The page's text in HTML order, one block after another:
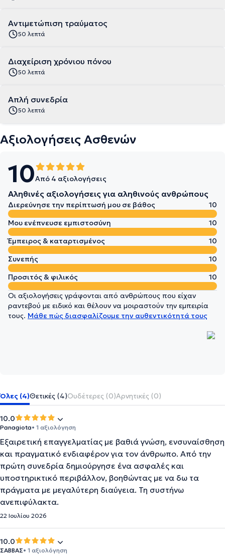
Αντιμετώπιση τραύματος
50 λεπτά
Διαχείριση χρόνιου πόνου
50 λεπτά
Απλή συνεδρία
50 λεπτά
Αξιολογήσεις Ασθενών
10Από 4 αξιολογήσεις
Αληθινές αξιολογήσεις για αληθινούς ανθρώπους
Διερεύνησε την περίπτωσή μου σε βάθος
10
Μου ενέπνευσε εμπιστοσύνη
10
Έμπειρος & καταρτισμένος
10
Συνεπής
10
Προσιτός & φιλικός
10
Οι αξιολογήσεις γράφονται από ανθρώπους που είχαν
ραντεβού με ειδικό και θέλουν να μοιραστούν την εμπειρία
τους. Μάθε πώς διασφαλίζουμε την αυθεντικότητά τους
Όλες (4)Θετικές (4)Ουδέτερες (0)Αρνητικές (0)
10.0
Panagiota• 1 αξιολόγηση
Εξαιρετική επαγγελματίας με βαθιά γνώση, ενσυναίσθηση
και πραγματικό ενδιαφέρον για τον άνθρωπο. Από την
πρώτη συνεδρία δημιούργησε ένα ασφαλές και
υποστηρικτικό περιβάλλον, βοηθώντας με να δω τα
πράγματα με μεγαλύτερη διαύγεια. Τη συστήνω
ανεπιφύλακτα.
22 Ιουλίου 2026
10.0
ΣΑΒΒΑΣ• 1 αξιολόγηση